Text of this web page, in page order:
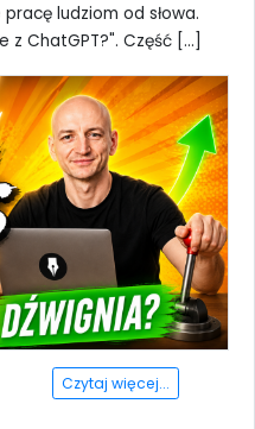
ludziom od słowa.
z ChatGPT?". Część [...]
Czytaj więcej...